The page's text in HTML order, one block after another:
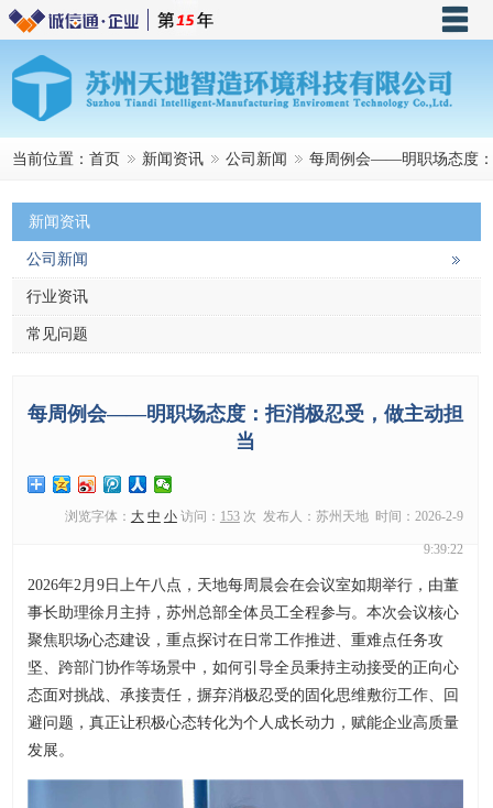
首页
关于天地
产品中心
新闻资讯
成功案例
联系我们
天地商城
当前位置：首页 新闻资讯 公司新闻 每周例会——明职场态度
新闻资讯
公司新闻
行业资讯
常见问题
每周例会——明职场态度：拒消极忍受，做主动担
当
浏览字体： 大 中 小访问： 153次 发布人：苏州天地 时间：2026-2-9
9:39:22
2026年2月9日上午八点，天地每周晨会在会议室如期举行，由董
事长助理徐月主持，苏州总部全体员工全程参与。本次会议核心
聚焦职场心态建设，重点探讨在日常工作推进、重难点任务攻
坚、跨部门协作等场景中，如何引导全员秉持主动接受的正向心
态面对挑战、承接责任，摒弃消极忍受的固化思维敷衍工作、回
避问题，真正让积极心态转化为个人成长动力，赋能企业高质量
发展。